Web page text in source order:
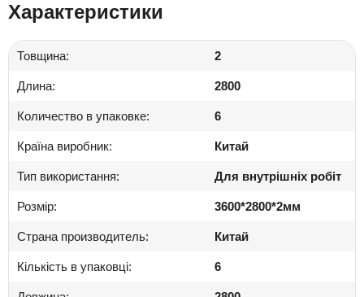
Характеристики
Товщина: 2
Длина: 2800
Количество в упаковке: 6
Країна виробник: Китай
Тип використання: Для внутрішніх робіт
Розмір: 3600*2800*2мм
Страна производитель: Китай
Кількість в упаковці: 6